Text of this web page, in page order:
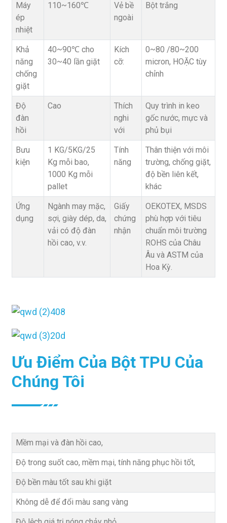
Máy
ép
nhiệt
110~160℃
Vẻ bề
ngoài
Bột trắng
Khả
năng
chống
giặt
40~90℃ cho
30~40 lần giặt
Kích
cỡ:
0~80 /80~200
micron, HOẶC tùy
chỉnh
Độ
đàn
hồi
Cao
Thích
nghi
với
Quy trình in keo
gốc nước, mực và
phủ bụi
Bưu
kiện
1 KG/5KG/25
Kg mỗi bao,
1000 Kg mỗi
pallet
Tính
năng
Thân thiện với môi
trường, chống giặt,
độ bền liên kết,
khác
Ứng
dụng
Ngành may mặc,
sợi, giày dép, da,
vải có độ đàn
hồi cao, v.v.
Giấy
chứng
nhận
OEKOTEX, MSDS
phù hợp với tiêu
chuẩn môi trường
ROHS của Châu
Âu và ASTM của
Hoa Kỳ.
Ưu Điểm Của Bột TPU Của
Chúng Tôi
Mềm mại và đàn hồi cao,
Độ trong suốt cao, mềm mại, tính năng phục hồi tốt,
Độ bền màu tốt sau khi giặt
Không dễ để đổi màu sang vàng